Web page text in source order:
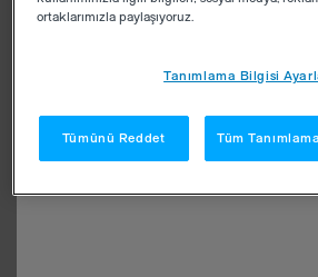
ortaklarımızla paylaşıyoruz.
Tanımlama Bilgisi
Tümünü Reddet Tüm